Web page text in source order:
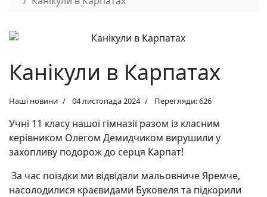
Канікули в Карпатах
Наші новини 04 листопада 2024 Перегляди: 626
Учні 11 класу нашої гімназії разом із класним
керівником Олегом Демидчиком вирушили у
захопливу подорож до серця Карпат!
За час поїздки ми відвідали мальовниче Яремче,
насолодилися краєвидами Буковеля та підкорили